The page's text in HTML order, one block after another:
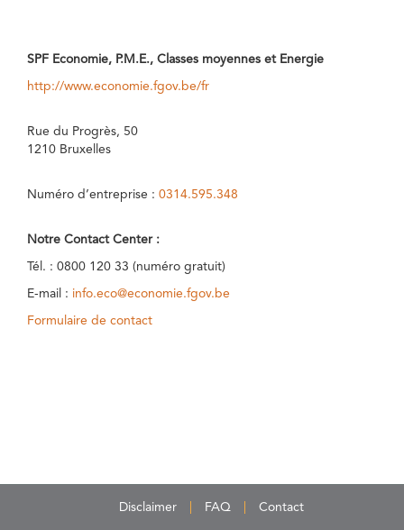
SPF Economie, P.M.E., Classes moyennes et Energie
http://www.economie.fgov.be/fr
Rue du Progrès, 50
1210 Bruxelles
Numéro d’entreprise : 0314.595.348
Notre Contact Center :
Tél. : 0800 120 33 (numéro gratuit)
E-mail : info.eco@economie.fgov.be
Formulaire de contact
Disclaimer FAQ Contact